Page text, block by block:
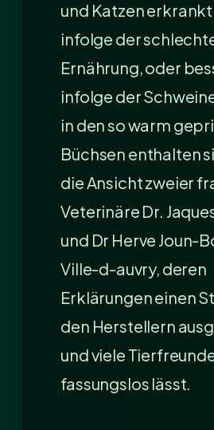
und Katzen
infolge der
Ernährung, oder
infolge der
in den so warm
Büchsen enthalten
die Ansicht zweier
Veterinäre Dr.
und Dr Herve Joun-
Ville-d-auvry, deren
Erklärungen einen
den Herstellern
und viele
fassungslos lässt.